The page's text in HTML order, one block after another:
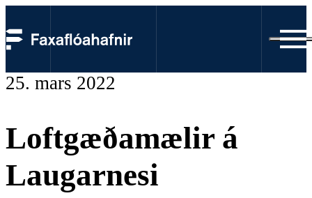
25. mars 2022
Loftgæðamælir á
Laugarnesi